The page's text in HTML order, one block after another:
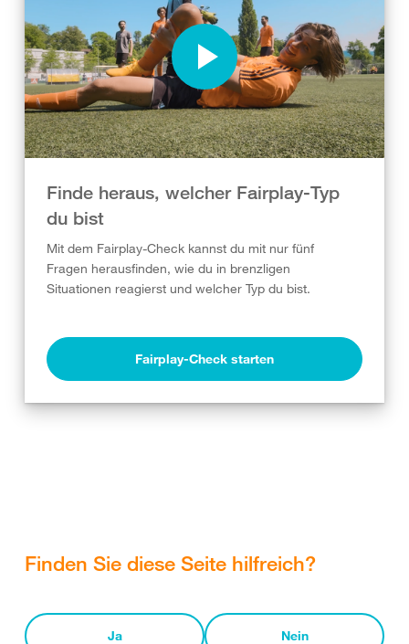
Die Suva kann keine Rückschlüsse zwischen der
teilnehmenden Person und den gegebenen Antworten
ziehen.
Finde heraus, welcher Fairplay-Typ
du bist
Mit dem Fairplay-Check kannst du mit nur fünf
Fragen herausfinden, wie du in brenzligen
Situationen reagierst und welcher Typ du bist.
Fairplay-Check starten
Finden Sie diese Seite hilfreich?
Ja Nein